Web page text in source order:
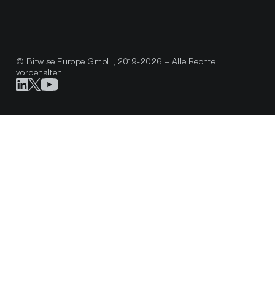
© Bitwise Europe GmbH, 2019-2026 – Alle Rechte
vorbehalten